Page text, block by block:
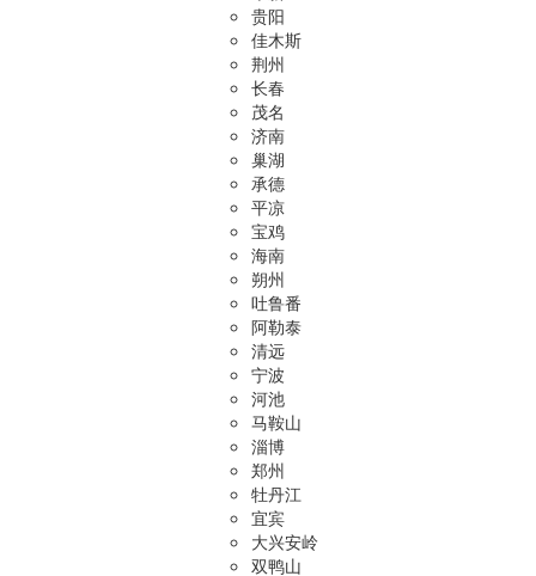
贵阳
佳木斯
荆州
长春
茂名
济南
巢湖
承德
平凉
宝鸡
海南
朔州
吐鲁番
阿勒泰
清远
宁波
河池
马鞍山
淄博
郑州
牡丹江
宜宾
大兴安岭
双鸭山